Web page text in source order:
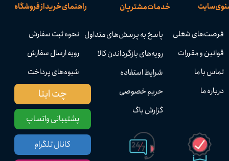
راهنمای خرید از فروشگاه
نحوه ثبت سفارش
رویه ارسال سفارش
شیوه‌های پرداخت
خدمات مشتریان
پاسخ به پرسش‌های متداول
رویه‌های بازگرداندن کالا
شرایط استفاده
حریم خصوصی
گزارش باگ
سایت
فرصت‌های شغلی
قوانین و مقررات
تماس با ما
درباره ما
پشتیبانی واتساپ
چت ایتا
کانال تلگرام